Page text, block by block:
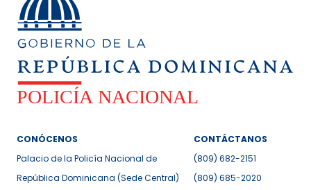
CONÓCENOS
Palacio de la Policía Nacional de
República Dominicana (Sede Central)
CONTÁCTANOS
(809) 682-2151
(809) 685-2020